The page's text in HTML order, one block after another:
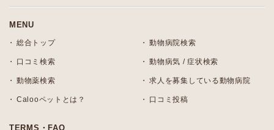
MENU
総合トップ 動物病院検索
口コミ検索 動物病気 / 症状検索
動物薬検索 求人を募集している動物病院
Calooペットとは？ 口コミ投稿
TERMS・FAQ